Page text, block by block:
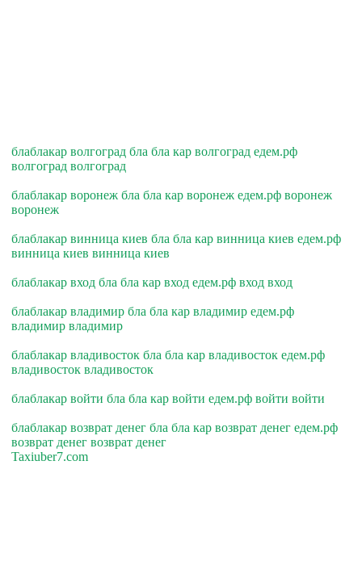
блаблакар волгоград бла бла кар волгоград едем.рф
волгоград волгоград
блаблакар воронеж бла бла кар воронеж едем.рф воронеж
воронеж
блаблакар винница киев бла бла кар винница киев едем.рф
винница киев винница киев
блаблакар вход бла бла кар вход едем.рф вход вход
блаблакар владимир бла бла кар владимир едем.рф
владимир владимир
блаблакар владивосток бла бла кар владивосток едем.рф
владивосток владивосток
блаблакар войти бла бла кар войти едем.рф войти войти
блаблакар возврат денег бла бла кар возврат денег едем.рф
возврат денег возврат денег
Taxiuber7.com